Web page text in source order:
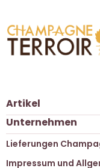
Artikel
Unternehmen
Lieferungen
Impressum und